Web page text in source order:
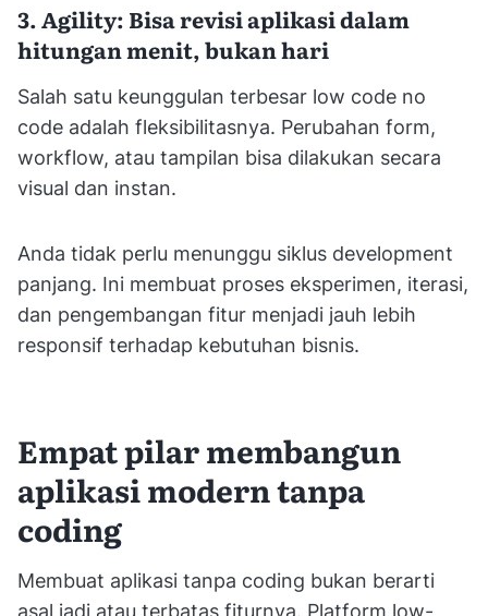
3. Agility: Bisa revisi aplikasi dalam
hitungan menit, bukan hari
Salah satu keunggulan terbesar low code no
code adalah fleksibilitasnya. Perubahan form,
workflow, atau tampilan bisa dilakukan secara
visual dan instan.
Anda tidak perlu menunggu siklus development
panjang. Ini membuat proses eksperimen, iterasi,
dan pengembangan fitur menjadi jauh lebih
responsif terhadap kebutuhan bisnis.
Empat pilar membangun
aplikasi modern tanpa
coding
Membuat aplikasi tanpa coding bukan berarti
asal jadi atau terbatas fiturnya. Platform low-